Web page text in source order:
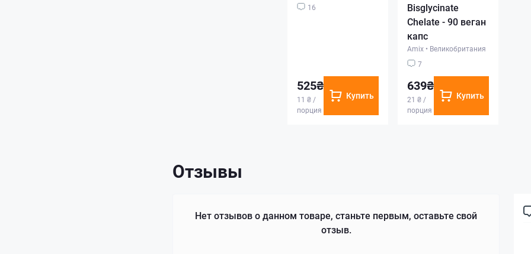
16
525₴
11 ₴ /
порция
Купить
Bisglycinate
Chelate - 90 веган
капс
Amix • Великобритания
7
639₴
21 ₴ /
порция
Купить
Отзывы
Нет отзывов о данном товаре, станьте первым, оставьте свой
отзыв.